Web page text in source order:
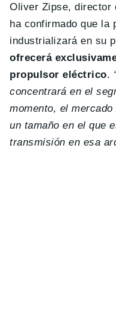
Oliver Zipse, director
ha confirmado que la
industrializará en su
ofrecerá
propulsor eléctrico.
concentrará en el
momento, el
un tamaño en el que
transmisión en esa